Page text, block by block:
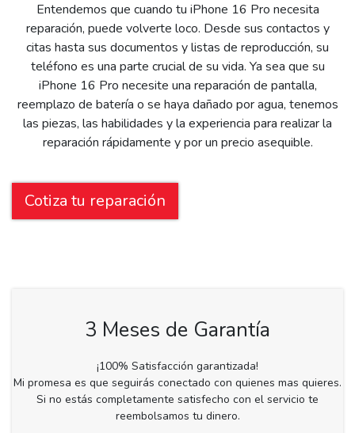
Entendemos que cuando tu iPhone 16 Pro necesita
reparación, puede volverte loco. Desde sus contactos y
citas hasta sus documentos y listas de reproducción, su
teléfono es una parte crucial de su vida. Ya sea que su
iPhone 16 Pro necesite una reparación de pantalla,
reemplazo de batería o se haya dañado por agua, tenemos
las piezas, las habilidades y la experiencia para realizar la
reparación rápidamente y por un precio asequible.
Cotiza tu reparación
3 Meses de Garantía
¡100% Satisfacción garantizada!
Mi promesa es que seguirás conectado con quienes mas quieres.
Si no estás completamente satisfecho con el servicio te
reembolsamos tu dinero.